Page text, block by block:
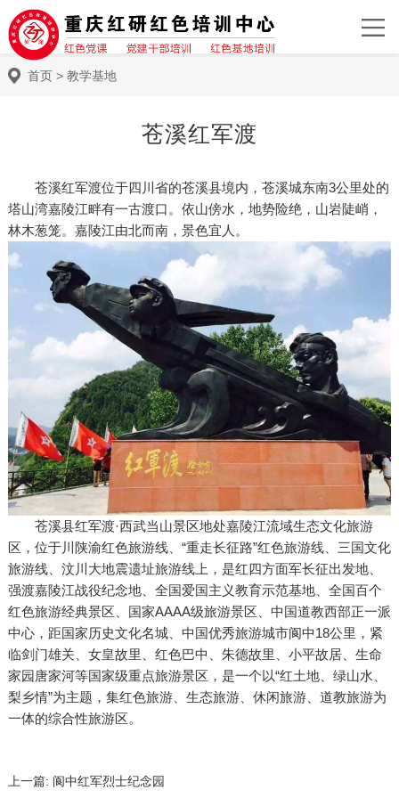
首页> 教学基地
苍溪红军渡
苍溪红军渡位于四川省的苍溪县境内，苍溪城东南3公里处的
塔山湾嘉陵江畔有一古渡口。依山傍水，地势险绝，山岩陡峭，
林木葱笼。嘉陵江由北而南，景色宜人。
苍溪县红军渡·西武当山景区地处嘉陵江流域生态文化旅游
区，位于川陕渝红色旅游线、“重走长征路”红色旅游线、三国文化
旅游线、汶川大地震遗址旅游线上，是红四方面军长征出发地、
强渡嘉陵江战役纪念地、全国爱国主义教育示范基地、全国百个
红色旅游经典景区、国家AAAA级旅游景区、中国道教西部正一派
中心，距国家历史文化名城、中国优秀旅游城市阆中18公里，紧
临剑门雄关、女皇故里、红色巴中、朱德故里、小平故居、生命
家园唐家河等国家级重点旅游景区，是一个以“红土地、绿山水、
梨乡情”为主题，集红色旅游、生态旅游、休闲旅游、道教旅游为
一体的综合性旅游区。
上一篇: 阆中红军烈士纪念园